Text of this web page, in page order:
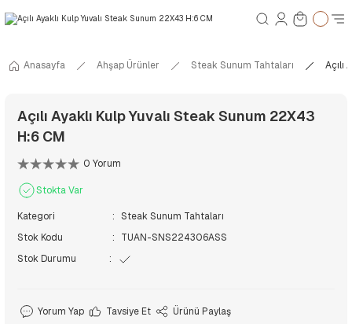
Anasayfa Ahşap Ürünler Steak Sunum Tahtaları Açılı
Açılı Ayaklı Kulp Yuvalı Steak Sunum 22X43
H:6 CM
0 Yorum
Stokta Var
Kategori
Steak Sunum Tahtaları
Stok Kodu
TUAN-SNS224306ASS
Stok Durumu
Yorum Yap Tavsiye Et Ürünü Paylaş